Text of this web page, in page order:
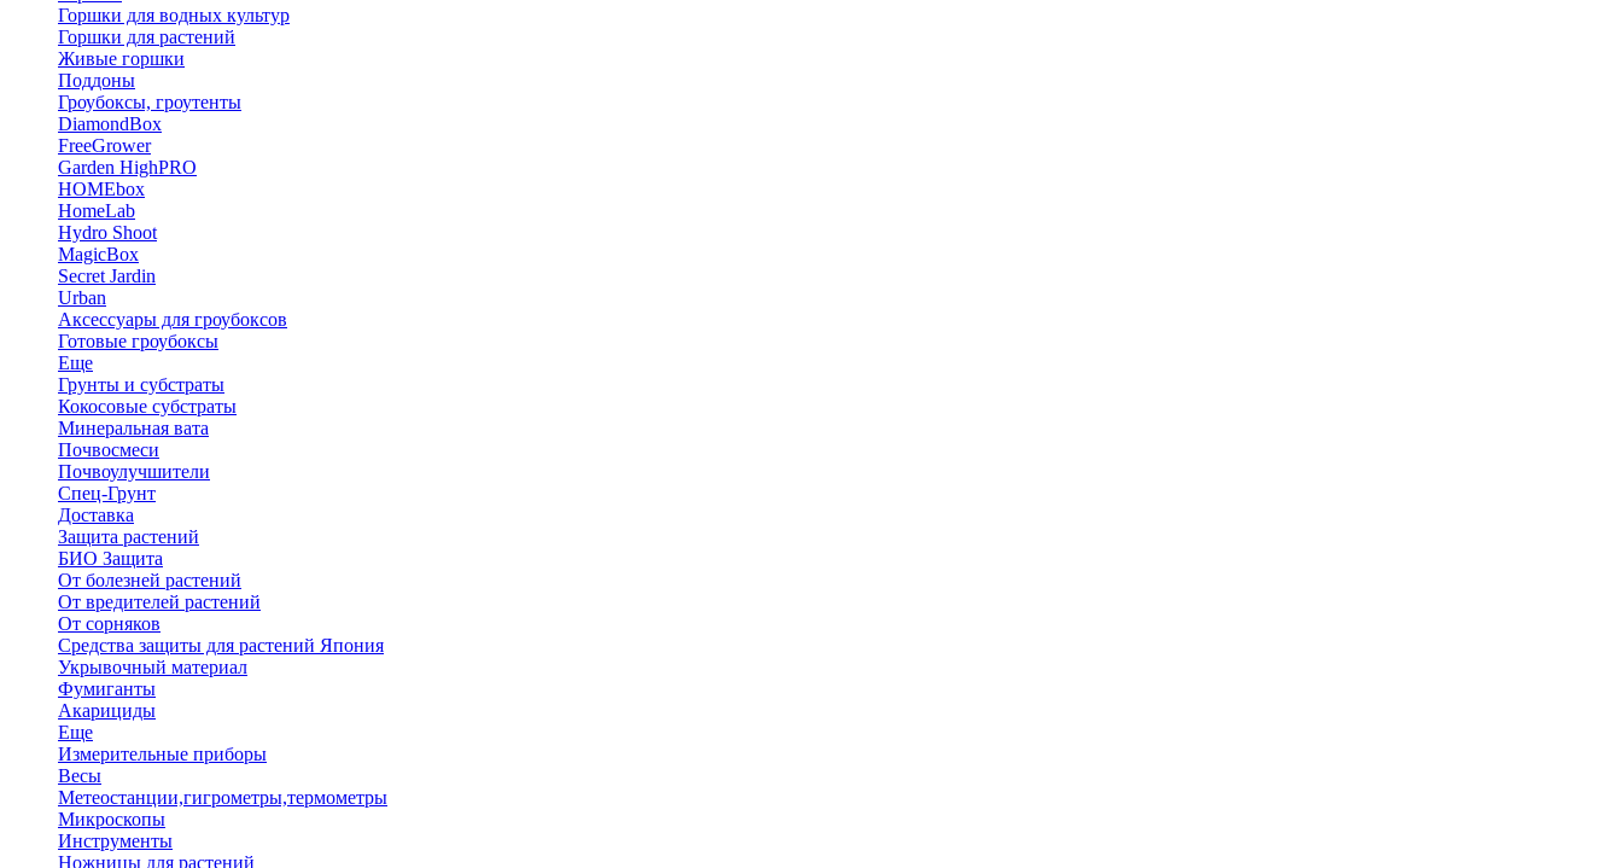
Горшки для водных культур
Горшки для растений
Живые горшки
Поддоны
Гроубоксы, гроутенты
DiamondBox
FreeGrower
Garden HighPRO
HOMEbox
HomeLab
Hydro Shoot
MagicBox
Secret Jardin
Urban
Аксессуары для гроубоксов
Готовые гроубоксы
Еще
Грунты и субстраты
Кокосовые субстраты
Минеральная вата
Почвосмеси
Почвоулучшители
Спец-Грунт
Доставка
Защита растений
БИО Защита
От болезней растений
От вредителей растений
От сорняков
Средства защиты для растений Япония
Укрывочный материал
Фумиганты
Акарициды
Еще
Измерительные приборы
Весы
Метеостанции,гигрометры,термометры
Микроскопы
Инструменты
Ножницы для растений